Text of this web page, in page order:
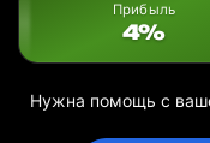
Прибыль
4%
Нужна помощь с